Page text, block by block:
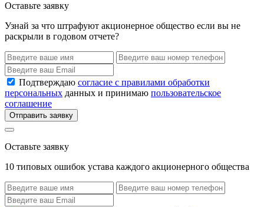
Оставьте заявку
Узнай за что штрафуют акционерное общество если вы не
раскрыли в годовом отчете?
Подтверждаю согласие с правилами обработки
персональных данных и принимаю пользовательское
соглашение
Отправить заявку
Оставьте заявку
10 типовых ошибок устава каждого акционерного общества